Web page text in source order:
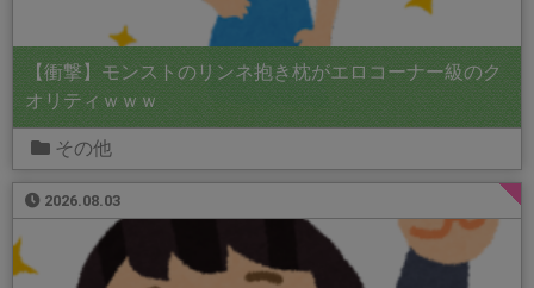
【衝撃】モンストのリンネ抱き枕がエロコーナー級のク
オリティｗｗｗ
その他
2026.08.03